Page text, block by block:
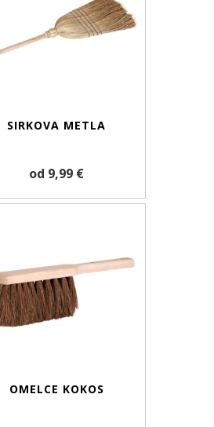
SIRKOVA METLA
od 9,99 €
OMELCE KOKOS